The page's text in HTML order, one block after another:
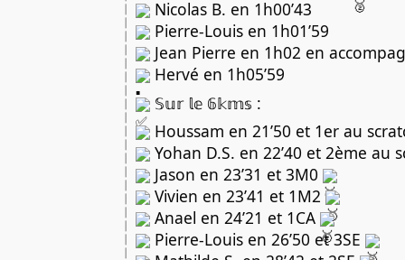
Nicolas B. en 1h00’43
Pierre-Louis en 1h01’59
Jean Pierre en 1h02 en
Hervé en 1h05’59
𝕊𝕦𝕣 𝕝𝕖 𝟞𝕜𝕞𝕤 :
Houssam en 21’50 et 1er au
Yohan D.S. en 22’40 et 2ème au
Jason en 23’31 et 3M0
Vivien en 23’41 et 1M2
Anael en 24’21 et 1CA
Pierre-Louis en 26’50 et 3SE